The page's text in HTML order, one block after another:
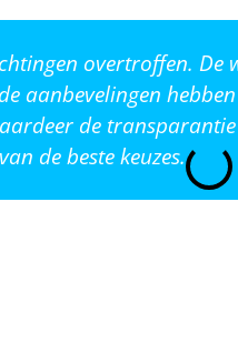
overtroffen.
aanbevelingen
de
de beste keuzes.